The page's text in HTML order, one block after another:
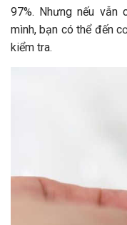
97%. Nhưng nếu
mình, bạn có thể đến
kiểm tra.